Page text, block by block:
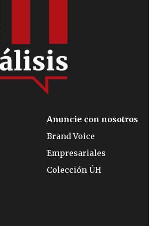
Anuncie con nosotros
Brand Voice
Empresariales
Colección ÚH